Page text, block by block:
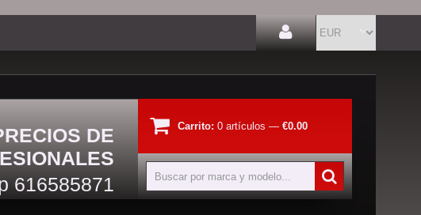
DE
616585871
Carrito: 0 artículos — €0.00